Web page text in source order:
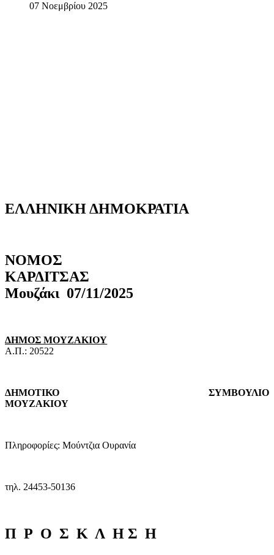
07 Νοεμβρίου 2025
ΕΛΛΗΝΙΚΗΔΗΜΟΚΡΑΤΙΑ
ΝΟΜΟΣ
Μουζάκι 07/11/2025
ΔΗΜΟΣ ΜΟΥΖΑΚΙΟΥ
Α.Π.: 20522
ΔΗΜΟΤΙΚΟ ΣΥΜΒΟΥΛΙΟ
ΜΟΥΖΑΚΙΟΥ
Πληροφορίες: Μούντζια Ουρανία
τηλ. 24453-50136
Π Ρ Ο Σ Κ Λ Η Σ Η